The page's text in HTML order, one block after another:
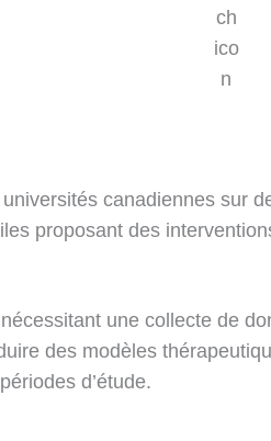
canadiennes sur
proposant des
une collecte de
des modèles
d’étude.